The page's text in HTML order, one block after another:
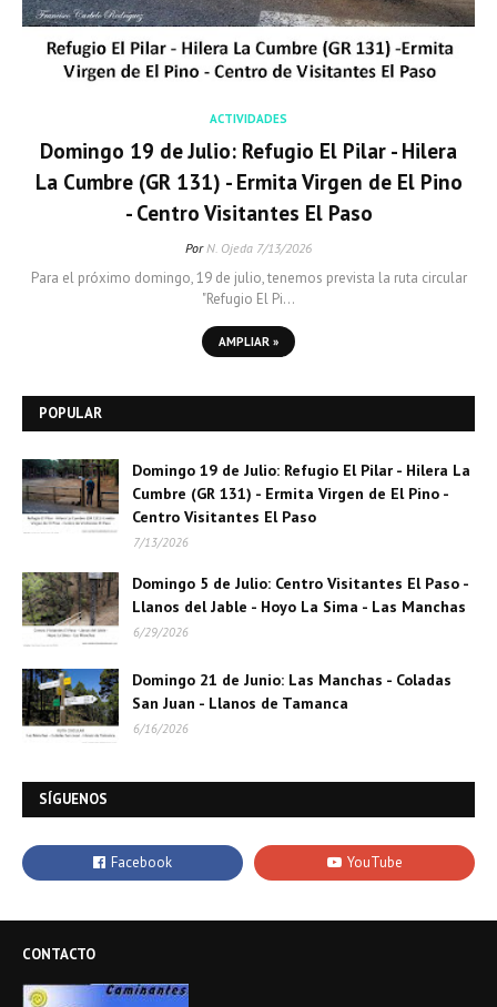
ACTIVIDADES
Domingo 19 de Julio: Refugio El Pilar - Hilera
La Cumbre (GR 131) - Ermita Virgen de El Pino
- Centro Visitantes El Paso
Por N. Ojeda 7/13/2026
Para el próximo domingo, 19 de julio, tenemos prevista la ruta circular
"Refugio El Pi…
AMPLIAR »
POPULAR
Domingo 19 de Julio: Refugio El Pilar - Hilera La
Cumbre (GR 131) - Ermita Virgen de El Pino -
Centro Visitantes El Paso
7/13/2026
Domingo 5 de Julio: Centro Visitantes El Paso -
Llanos del Jable - Hoyo La Sima - Las Manchas
6/29/2026
Domingo 21 de Junio: Las Manchas - Coladas
San Juan - Llanos de Tamanca
6/16/2026
SÍGUENOS
CONTACTO